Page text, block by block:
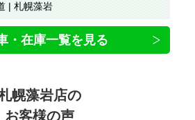
| 札幌藻岩
・在庫一覧を見る
幌藻岩店の
お客様の声